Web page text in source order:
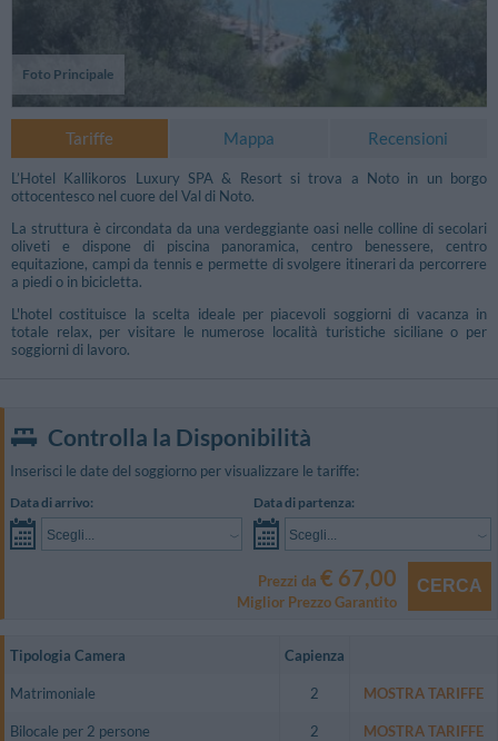
Foto Principale
Tariffe Mappa Recensioni
L’Hotel Kallikoros Luxury SPA & Resort si trova a Noto in un borgo
ottocentesco nel cuore del Val di Noto.
La struttura è circondata da una verdeggiante oasi nelle colline di secolari
oliveti e dispone di piscina panoramica, centro benessere, centro
equitazione, campi da tennis e permette di svolgere itinerari da percorrere
a piedi o in bicicletta.
L'hotel costituisce la scelta ideale per piacevoli soggiorni di vacanza in
totale relax, per visitare le numerose località turistiche siciliane o per
soggiorni di lavoro.
Controlla la Disponibilità
Inserisci le date del soggiorno per visualizzare le tariffe:
Data di arrivo:
Scegli...
Data di partenza:
Scegli...
Prezzi da € 67,00
Miglior Prezzo Garantito
CERCA
Tipologia Camera Capienza
Matrimoniale 2 MOSTRA TARIFFE
Bilocale per 2 persone 2 MOSTRA TARIFFE